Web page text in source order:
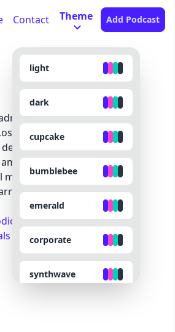
Contact Theme
light
dark
cupcake
bumblebee
emerald
corporate
synthwave
Add Podcast
se asoma al interior de
investigadores tratan de
Natividad Romero, una
nadie sabe muy
del crimen?
Twitter: @FPCaballero y
completoen la app de